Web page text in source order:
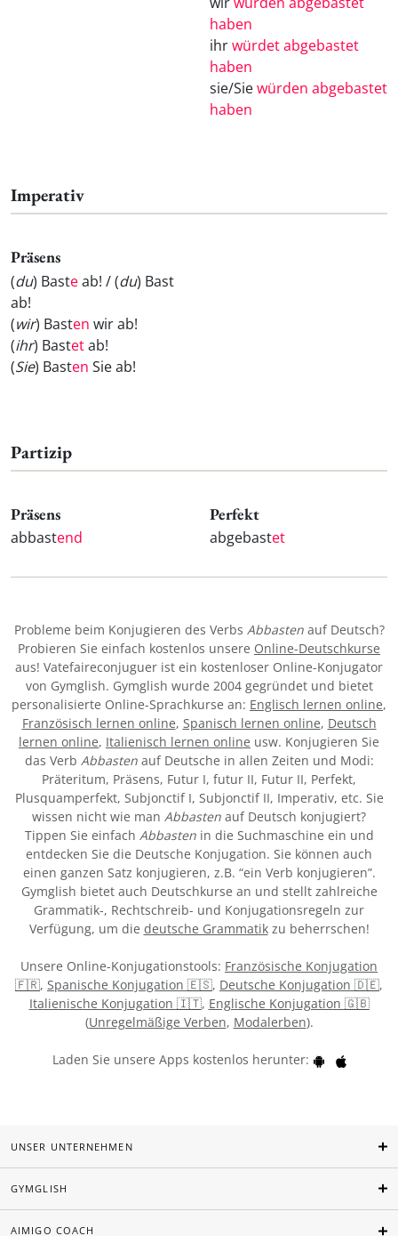
haben
ihrwürdet abgebastet
haben
sie/Siewürden abgebastet
haben
Imperativ
Präsens
(du) Basteab! / (du) Bast
ab!
(wir) Basten wir ab!
(ihr) Bastetab!
(Sie) Basten Sie ab!
Partizip
Präsens
abbastend
Perfekt
abgebastet
Probleme beim Konjugieren des Verbs Abbastenauf Deutsch?
Probieren Sie einfach kostenlos unsere Online-Deutschkurse
aus! Vatefaireconjuguer ist ein kostenloser Online-Konjugator
von Gymglish. Gymglish wurde 2004 gegründet und bietet
personalisierte Online-Sprachkurse an: Englisch lernen online,
Französisch lernen online, Spanisch lernen online, Deutsch
lernen online, Italienisch lernen online usw. Konjugieren Sie
das Verb Abbastenauf Deutsche in allen Zeiten und Modi:
Präteritum, Präsens, Futur I, futur II, Futur II, Perfekt,
Plusquamperfekt, Subjonctif I, Subjonctif II, Imperativ, etc. Sie
wissen nicht wie man Abbasten auf Deutsch konjugiert?
Tippen Sie einfach Abbastenin die Suchmaschine ein und
entdecken Sie die Deutsche Konjugation. Sie können auch
einen ganzen Satz konjugieren, z.B. “ein Verb konjugieren”.
Gymglish bietet auch Deutschkurse an und stellt zahlreiche
Grammatik-, Rechtschreib- und Konjugationsregeln zur
Verfügung, um die deutsche Grammatikzu beherrschen!
Unsere Online-Konjugationstools: Französische Konjugation
🇫🇷, Spanische Konjugation 🇪🇸, Deutsche Konjugation 🇩🇪,
Italienische Konjugation 🇮🇹, Englische Konjugation 🇬🇧
(Unregelmäßige Verben, Modalerben).
Laden Sie unsere Apps kostenlos herunter:
UNSER UNTERNEHMEN
GYMGLISH
AIMIGO COACH